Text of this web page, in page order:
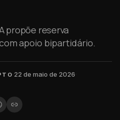
propõe reserva
apoio bipartidário.
·22 de maio de 2026·